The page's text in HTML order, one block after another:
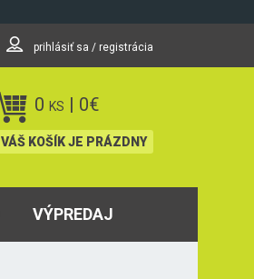
prihlásiť sa / registrácia
0 KS | 0€
VÁŠ KOŠÍK JE PRÁZDNY
VÝPREDAJ